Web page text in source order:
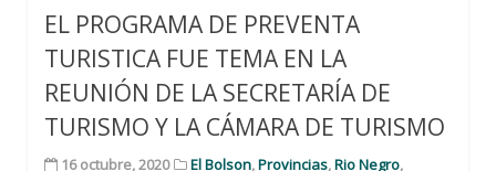
EL PROGRAMA DE PREVENTA
TURISTICA FUE TEMA EN LA
REUNIÓN DE LA SECRETARÍA DE
TURISMO Y LA CÁMARA DE TURISMO
16 octubre, 2020 El Bolson,Provincias,Rio Negro,